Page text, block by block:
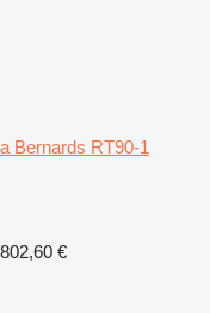
Bernards RT90-1
€